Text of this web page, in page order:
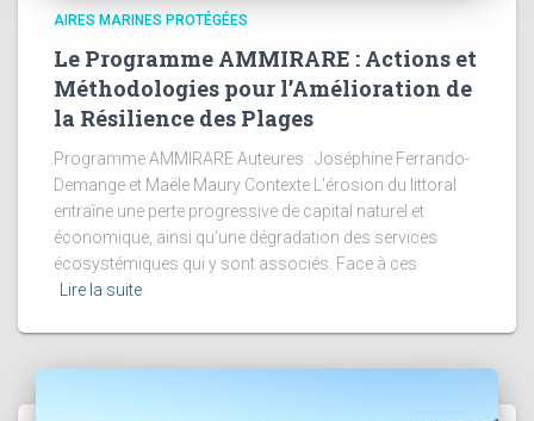
AIRES MARINES PROTÉGÉES
Le Programme AMMIRARE : Actions et
Méthodologies pour l’Amélioration de
la Résilience des Plages
Programme AMMIRARE Auteures : Joséphine Ferrando-
Demange et Maële Maury Contexte L’érosion du littoral
entraîne une perte progressive de capital naturel et
économique, ainsi qu’une dégradation des services
écosystémiques qui y sont associés. Face à ces
Lire la suite